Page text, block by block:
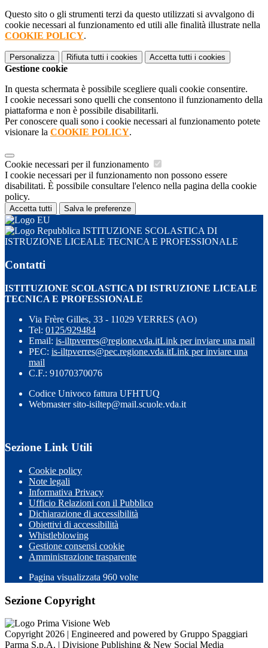
Questo sito o gli strumenti terzi da questo utilizzati si avvalgono di
cookie necessari al funzionamento ed utili alle finalità illustrate nella
COOKIE POLICY.
Personalizza Rifiuta tutti i cookies Accetta tutti i cookies
Gestione cookie
In questa schermata è possibile scegliere quali cookie consentire.
I cookie necessari sono quelli che consentono il funzionamento della
piattaforma e non è possibile disabilitarli.
Per conoscere quali sono i cookie necessari al funzionamento potete
visionare la COOKIE POLICY.
Cookie necessari per il funzionamento
I cookie necessari per il funzionamento non possono essere
disabilitati. È possibile consultare l'elenco nella pagina della cookie
policy.
Accetta tutti Salva le preferenze
ISTITUZIONE SCOLASTICA DI
ISTRUZIONE LICEALE TECNICA E PROFESSIONALE
Contatti
ISTITUZIONE SCOLASTICA DI ISTRUZIONE LICEALE
TECNICA E PROFESSIONALE
Via Frère Gilles, 33 - 11029 VERRES (AO)
Tel: 0125/929484
Email: is-iltpverres@regione.vda.itLink per inviare una mail
PEC: is-iltpverres@pec.regione.vda.itLink per inviare una
mail
C.F.: 91070370076
Codice Univoco fattura UFHTUQ
Webmaster sito-isiltep@mail.scuole.vda.it
Sezione Link Utili
Cookie policy
Note legali
Informativa Privacy
Ufficio Relazioni con il Pubblico
Dichiarazione di accessibilità
Obiettivi di accessibilità
Whistleblowing
Gestione consensi cookie
Amministrazione trasparente
Pagina visualizzata 960 volte
Sezione Copyright
Copyright 2026 | Engineered and powered by Gruppo Spaggiari
Parma S.p.A. | Divisione Publishing & New Social Media